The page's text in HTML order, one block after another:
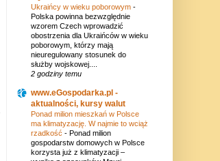
Ukraińcy w wieku poborowym -
Polska powinna bezwzględnie
wzorem Czech wprowadzić
obostrzenia dla Ukraińców w wieku
poborowym, którzy mają
nieuregulowany stosunek do
służby wojskowej....
2 godziny temu
www.eGospodarka.pl -
aktualności, kursy walut
Ponad milion mieszkań w Polsce
ma klimatyzację. W najmie to wciąż
rzadkość - Ponad milion
gospodarstw domowych w Polsce
korzysta już z klimatyzacji –